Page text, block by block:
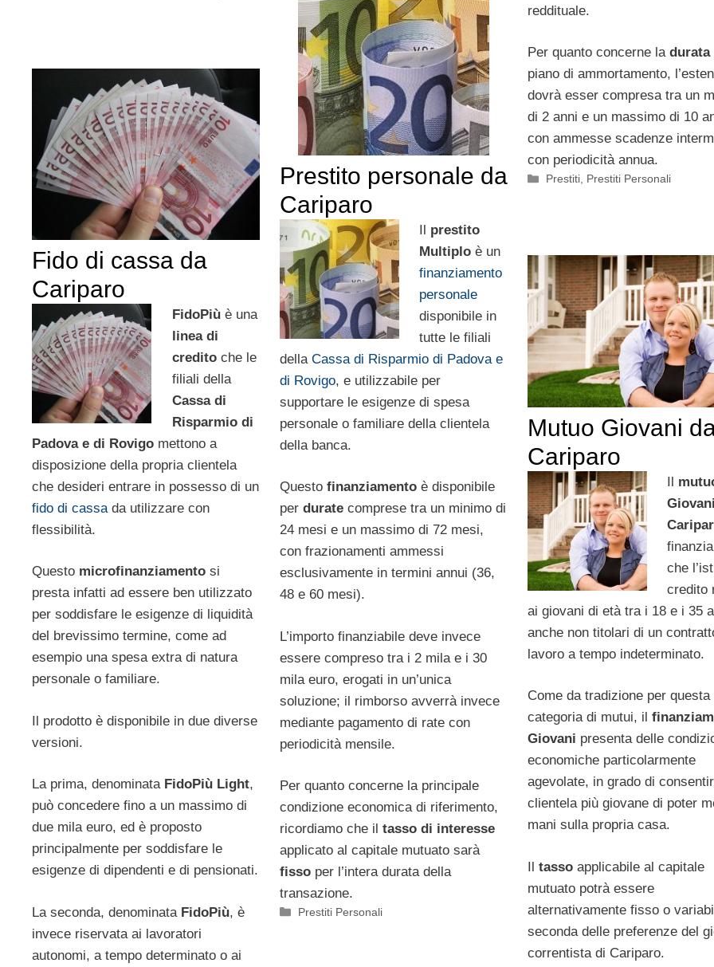
reddituale.
Per quanto concerne la durata
piano di ammortamento,
dovrà esser compresa tra un
di 2 anni e un massimo di 10
con ammesse scadenze
con periodicità annua.
Categorie
Prestiti, Prestiti Personali
Prestito personale da
Cariparo
Il prestito
Multiploè un
finanziamento
personale
disponibile in
tutte le filiali
dellaCassa di Risparmio di Padova e
di Rovigo, e utilizzabile per
supportare le esigenze di spesa
personale o familiare della clientela
della banca.
Questo finanziamento è disponibile
per duratecomprese tra un minimo di
24 mesi e un massimo di 72 mesi,
con frazionamenti ammessi
esclusivamente in termini annui (36,
48 e 60 mesi).
L’importo finanziabile deve invece
essere compreso tra i 2 mila e i 30
mila euro, erogati in un’unica
soluzione; il rimborso avverrà invece
mediante pagamento di rate con
periodicità mensile.
Per quanto concerne la principale
condizione economica di riferimento,
ricordiamo che il tasso di interesse
applicato al capitale mutuato sarà
fisso per l’intera durata della
transazione.
Categorie
Prestiti Personali
Fido di cassa da
Cariparo
FidoPiù è una
linea di
creditoche le
filiali della
Cassa di
Risparmio di
Padova e di Rovigo mettono a
disposizione della propria clientela
che desideri entrare in possesso di un
fido di cassa da utilizzare con
flessibilità.
Questo microfinanziamento si
presta infatti ad essere ben utilizzato
per soddisfare le esigenze di liquidità
del brevissimo termine, come ad
esempio una spesa extra di natura
personale o familiare.
Il prodotto è disponibile in due diverse
versioni.
La prima, denominata FidoPiù Light,
può concedere fino a un massimo di
due mila euro, ed è proposto
principalmente per soddisfare le
esigenze di dipendenti e di pensionati.
La seconda, denominata FidoPiù, è
invece riservata ai lavoratori
autonomi, a tempo determinato o ai
Mutuo Giovani
Cariparo
Il
che
credito
ai giovani di età tra i 18 e i 35
anche non titolari di un
lavoro a tempo indeterminato.
Come da tradizione per questa
categoria di mutui, il
Giovani presenta delle
economiche particolarmente
agevolate, in grado di
clientela più giovane di poter
mani sulla propria casa.
Il tasso applicabile al capitale
mutuato potrà essere
alternativamente fisso o
seconda delle preferenze del
correntista di Cariparo.